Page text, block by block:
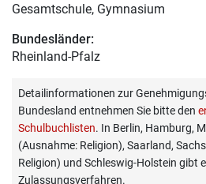
Gesamtschule, Gymnasium
Bundesländer:
Rheinland-Pfalz
Detailinformationen zur
Bundesland entnehmen Sie bitte den
Schulbuchlisten. In Berlin, Hamburg,
(Ausnahme: Religion), Saarland,
Religion) und Schleswig-Holstein gibt
Zulassungsverfahren.